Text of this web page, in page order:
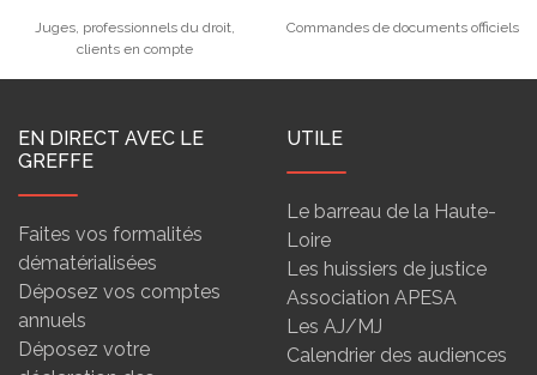
Juges, professionnels du droit,
clients en compte
Commandes de documents officiels
EN DIRECT AVEC LE
GREFFE
Faites vos formalités
dématérialisées
Déposez vos comptes
annuels
Déposez votre
UTILE
Le barreau de la Haute-
Loire
Les huissiers de justice
Association APESA
Les AJ/MJ
Calendrier des audiences